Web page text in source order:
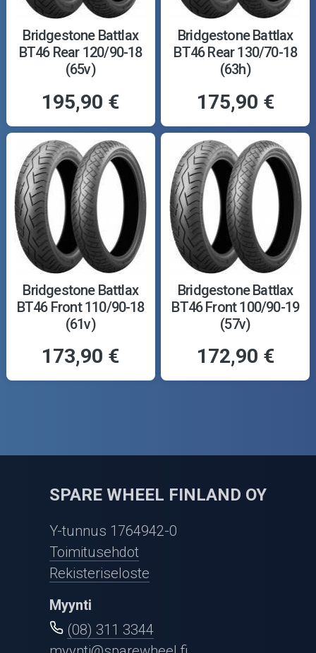
Bridgestone Battlax
BT46 Rear 120/90-18
(65v)
195,90 €
Bridgestone Battlax
BT46 Rear 130/70-18
(63h)
175,90 €
Bridgestone Battlax
BT46 Front 110/90-18
(61v)
173,90 €
Bridgestone Battlax
BT46 Front 100/90-19
(57v)
172,90 €
SPARE WHEEL FINLAND OY
Y-tunnus 1764942-0
Toimitusehdot
Rekisteriseloste
Myynti
(08) 311 3344